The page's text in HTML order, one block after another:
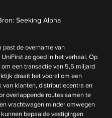
Seeking Alpha
past de overname van
zo goed in het verhaal. Op
om een transactie van 5,5 miljard
draait het vooral om een
van klanten, distributiecentra en
overlappende routes samen te
vrachtwagen minder omwegen
bepaalde vestigingen